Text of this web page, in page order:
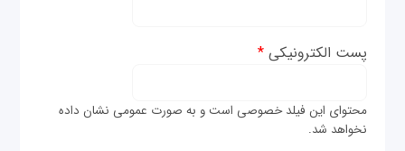
پست الکترونیکی*
محتوای این فیلد خصوصی است و به صورت عمومی نشان داده
نخواهد شد.